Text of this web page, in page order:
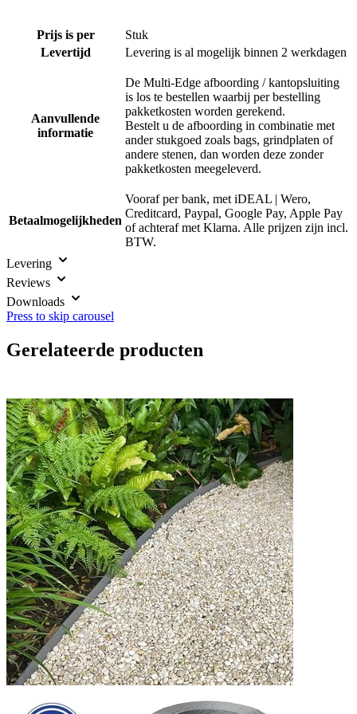
Prijs is per
Stuk
Levertijd
Levering is al mogelijk binnen 2 werkdagen
Aanvullende
informatie
De Multi-Edge afboording / kantopsluiting
is los te bestellen waarbij per bestelling
pakketkosten worden gerekend.
Bestelt u de afboording in combinatie met
ander stukgoed zoals bags, grindplaten of
andere stenen, dan worden deze zonder
pakketkosten meegeleverd.
Betaalmogelijkheden
Vooraf per bank, met iDEAL | Wero,
Creditcard, Paypal, Google Pay, Apple Pay
of achteraf met Klarna. Alle prijzen zijn incl.
BTW.
Levering
Reviews
Downloads
Press to skip carousel
Gerelateerde producten